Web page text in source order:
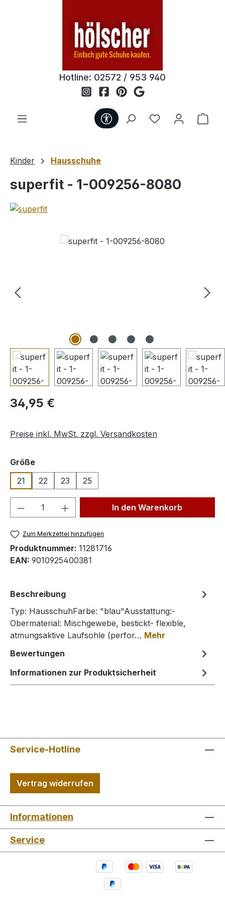
Hotline: 02572 / 953 940
Werkzeugleiste anzeigen
Du hast 0
Kinder Hausschuhe
superfit - 1-009256-8080
Bildergalerie überspringen
Regulärer Preis:
34,95 €
Preise inkl. MwSt. zzgl. Versandkosten
Größeauswählen
21
22 23 25
Produkt Anzahl: Gib denIn den Warenkorb
Zum Merkzettel hinzufügen
Produktnummer: 11281716
EAN: 9010925400381
Beschreibung
Typ: HausschuhFarbe: "blau"Ausstattung:-
Obermaterial: Mischgewebe, bestickt- flexible,
atmungsaktive Laufsohle (perfor… Mehr
Bewertungen
Informationen zur Produktsicherheit
Service-Hotline
Vertrag widerrufen
Informationen
Service